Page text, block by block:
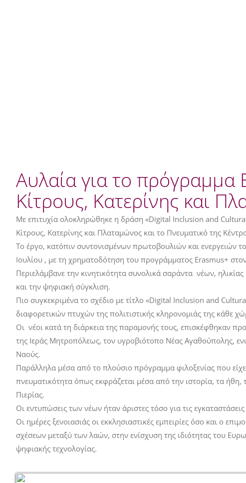
Αυλαία για το
Κίτρους, Κατερίνης και
Με επιτυχία ολοκληρώθηκε η δράση «Digital Inclusion and
Κίτρους, Κατερίνης και Πλαταμώνος και το Πνευματικό της
Το έργο, κατόπιν συντονισμένων πρωτοβουλιών και ενεργειών
Ιουλίου , με τη χρηματοδότηση του προγράμματος Erasmus+
Περιελάμβανε την κινητικότητα συνολικά σαράντα νέων,
και την ψηφιακή σύγκλιση.
Πιο συγκεκριμένα το σχέδιο με τίτλο «Digital Inclusion and
διαφορετικών πτυχών της πολιτιστικής κληρονομιάς της κάθε
Οι νέοι κατά τη διάρκεια της παραμονής τους, επισκέφθηκαν
της Ιεράς Μητροπόλεως, τον υγροβιότοπο Νέας Αγαθούπολης,
Ναούς.
Παράλληλα μέσα από το πλούσιο πρόγραμμα φιλοξενίας που
πνευματικότητα όπως εκφράζεται μέσα από την ιστορία, τα ήθη,
Πιερίας.
Οι εντυπώσεις των νέων ήταν άριστες τόσο για τις
Οι ημέρες ξενοιασιάς οι εκκλησιαστικές εμπειρίες όσο και ο
σχέσεων μεταξύ των λαών, στην ενίσχυση της ιδιότητας του
ψηφιακής τεχνολογίας.